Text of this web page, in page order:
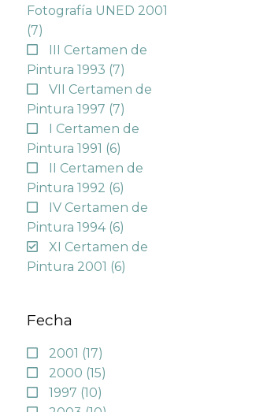
Fotografía UNED 2001
(7)
III Certamen de
Pintura 1993 (7)
VII Certamen de
Pintura 1997 (7)
I Certamen de
Pintura 1991 (6)
II Certamen de
Pintura 1992 (6)
IV Certamen de
Pintura 1994 (6)
XI Certamen de
Pintura 2001 (6)
Fecha
2001 (17)
2000 (15)
1997 (10)